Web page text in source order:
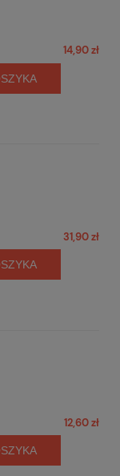
14,90 zł
31,90 zł
12,60 zł